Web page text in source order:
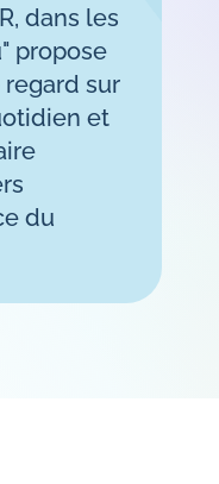
dans les
propose
sur
et
du